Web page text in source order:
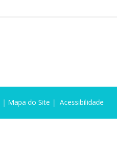
| Mapa do Site | Acessibilidade